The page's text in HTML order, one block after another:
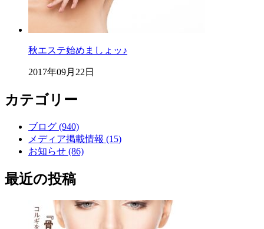
秋エステ始めましょッ♪
2017年09月22日
カテゴリー
ブログ (940)
メディア掲載情報 (15)
お知らせ (86)
最近の投稿